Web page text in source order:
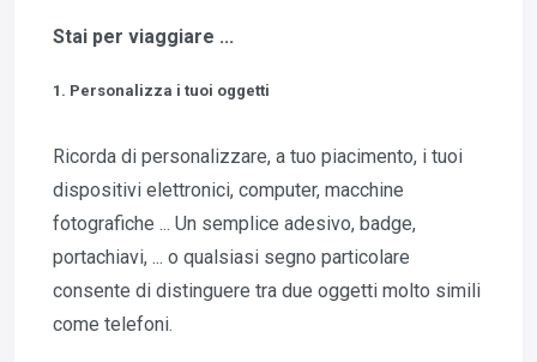
Stai per viaggiare ...
1. Personalizza i tuoi oggetti
Ricorda di personalizzare, a tuo piacimento, i tuoi
dispositivi elettronici, computer, macchine
fotografiche ... Un semplice adesivo, badge,
portachiavi, ... o qualsiasi segno particolare
consente di distinguere tra due oggetti molto simili
come telefoni.